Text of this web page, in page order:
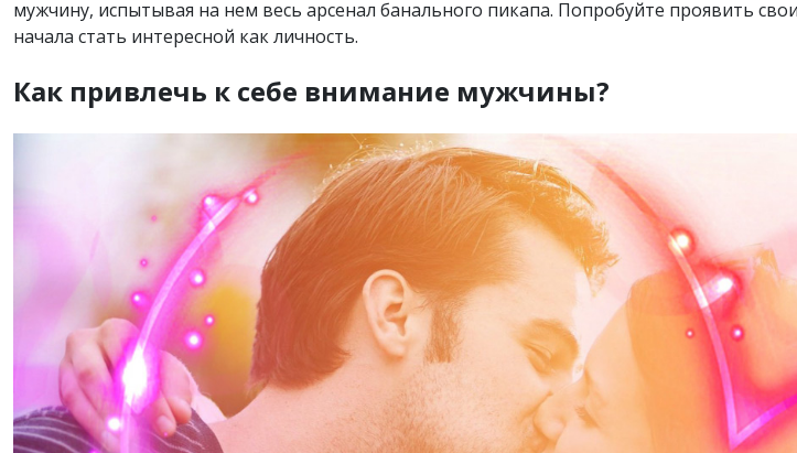
мужчину, испытывая на нем весь арсенал банального пикапа. Попробуйте проявить
начала стать интересной как личность.
Как привлечь к себе внимание мужчины?